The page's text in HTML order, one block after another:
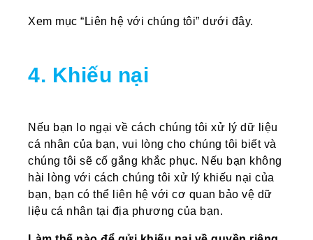
Xem mục “Liên hệ với chúng tôi” dưới đây.
4. Khiếu nại
Nếu bạn lo ngại về cách chúng tôi xử lý dữ liệu
cá nhân của bạn, vui lòng cho chúng tôi biết và
chúng tôi sẽ cố gắng khắc phục. Nếu bạn không
hài lòng với cách chúng tôi xử lý khiếu nại của
bạn, bạn có thể liên hệ với cơ quan bảo vệ dữ
liệu cá nhân tại địa phương của bạn.